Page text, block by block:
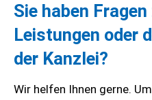
Sie haben
Leistungen oder
der Kanzlei?
Wir helfen Ihnen gerne.